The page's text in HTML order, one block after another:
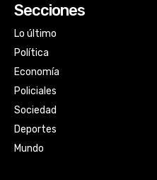
Secciones
Lo último
Política
Economía
Policiales
Sociedad
Deportes
Mundo